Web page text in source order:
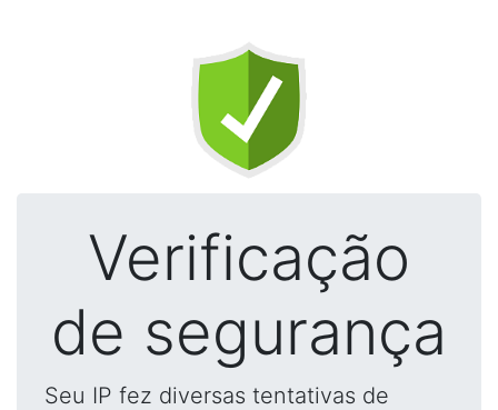
Verificação
de segurança
Seu IP fez diversas tentativas de